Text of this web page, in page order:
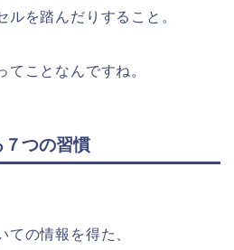
ルを踏んだりすること。
てことなんですね。
つの習慣
ての情報を得た、